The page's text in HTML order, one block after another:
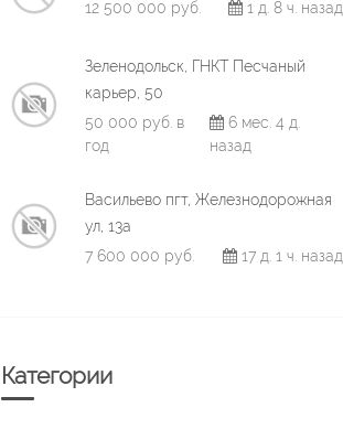
12 500 000 руб. 1 д. 8 ч. назад
Зеленодольск, ГНКТ Песчаный
карьер, 50
50 000 руб. в
год
6 мес. 4 д.
назад
Васильево пгт, Железнодорожная
ул, 13а
7 600 000 руб.
17 д. 1 ч. назад
Категории